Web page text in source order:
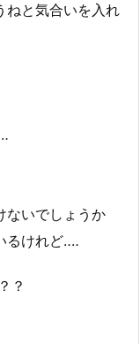
ねと気合いを入れ
ないでしょうか
るけれど‥‥
？